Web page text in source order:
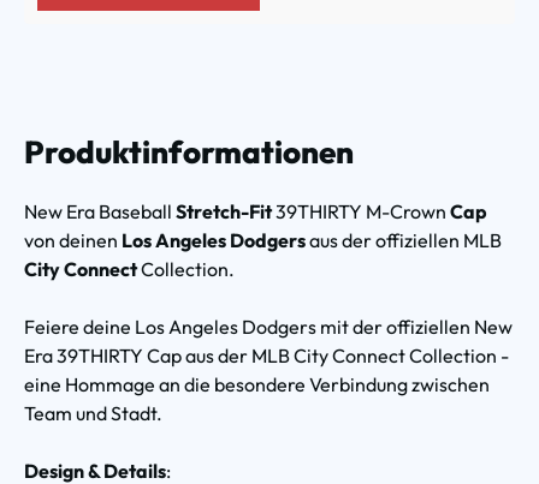
Produktinformationen
New Era Baseball Stretch-Fit39THIRTY M-Crown Cap
von deinen Los Angeles Dodgersaus der offiziellen MLB
City ConnectCollection.
Feiere deine Los Angeles Dodgers mit der offiziellen New
Era 39THIRTY Cap aus der MLB City Connect Collection -
eine Hommage an die besondere Verbindung zwischen
Team und Stadt.
Design & Details: